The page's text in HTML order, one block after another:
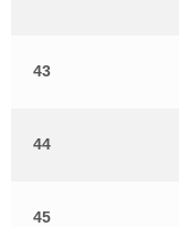
43
44
45